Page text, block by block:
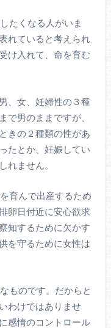
たくなる人がいま
れていると考えられ
け入れて、命を育む
、女、妊婦性の３種
で男のままですが、
きの２種類の性があ
たとか、妊娠してい
れません。
育んで出産するため
卵日付近に安心欲求
知するために欠かす
を守るために女性は
ものです。だからと
わけではありませ
感情のコントロール